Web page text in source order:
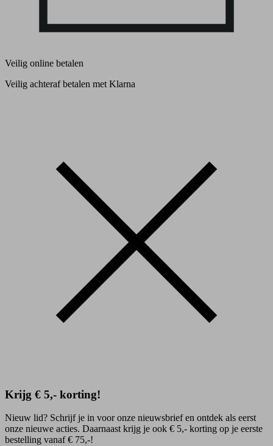
Veilig online betalen
Veilig achteraf betalen met Klarna
Krijg € 5,- korting!
Nieuw lid? Schrijf je in voor onze nieuwsbrief en ontdek als eerst
onze nieuwe acties. Daarnaast krijg je ook € 5,- korting op je eerste
bestelling vanaf € 75,-!